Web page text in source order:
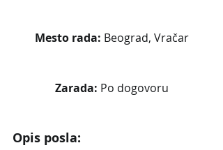
Mesto rada: Beograd, Vračar
Zarada: Po dogovoru
Opis posla: